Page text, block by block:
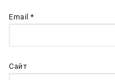
Email*
Сайт